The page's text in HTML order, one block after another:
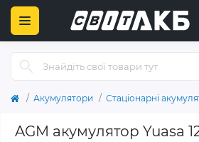
Акумулятори Стаціонарні
AGM акумулятор Yuasa